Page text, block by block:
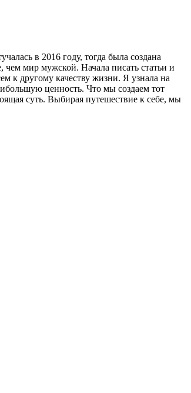
в 2016 году, тогда была создана
мир мужской. Начала писать статьи и
к другому качеству жизни. Я узнала на
ценность. Что мы создаем тот
суть. Выбирая путешествие к себе, мы